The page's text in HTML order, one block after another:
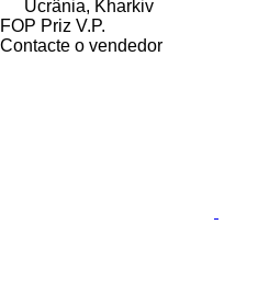
Ucrânia, Kharkiv
FOP Priz V.P.
Contacte o vendedor